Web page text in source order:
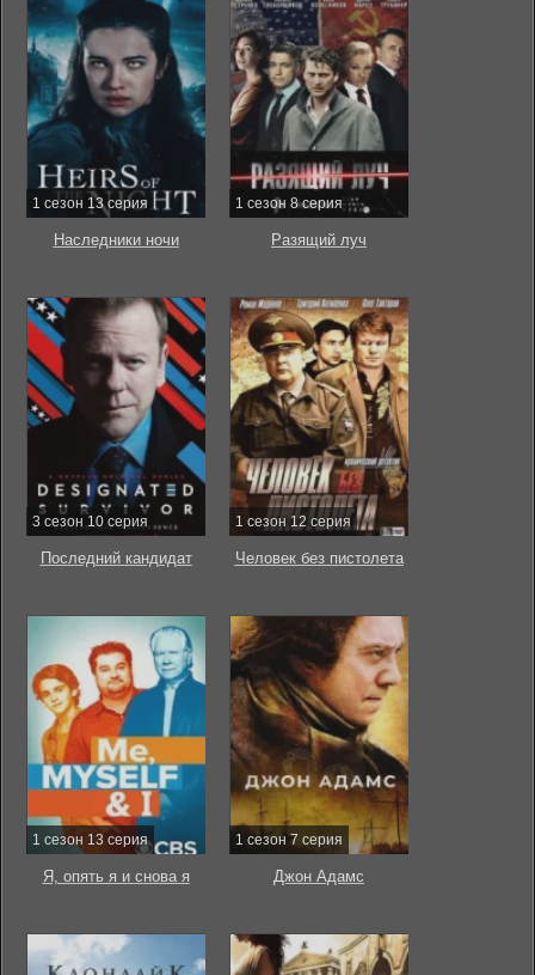
1 сезон 13 серия
Наследники ночи
1 сезон 8 серия
Разящий луч
3 сезон 10 серия
Последний кандидат
1 сезон 12 серия
Человек без пистолета
1 сезон 13 серия
Я, опять я и снова я
1 сезон 7 серия
Джон Адамс